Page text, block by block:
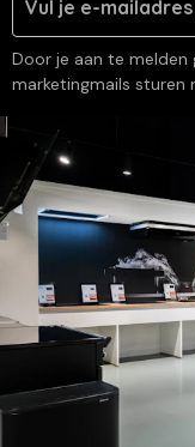
Door je aan te melden
marketingmails sturen